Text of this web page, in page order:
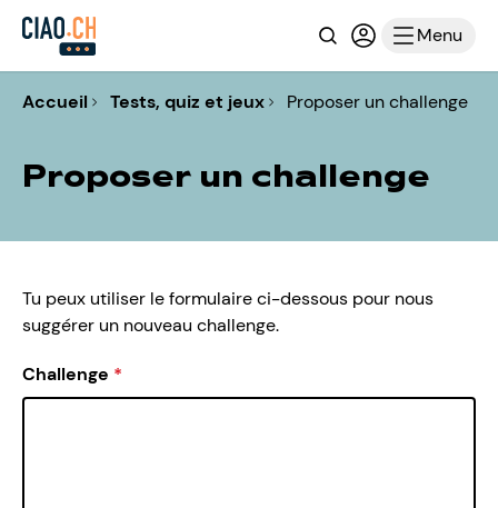
RechercheConnexion
Menu
Accueil Tests, quiz et jeux Proposer un challenge
Proposer un challenge
Tu peux utiliser le formulaire ci-dessous pour nous
suggérer un nouveau challenge.
Challenge *